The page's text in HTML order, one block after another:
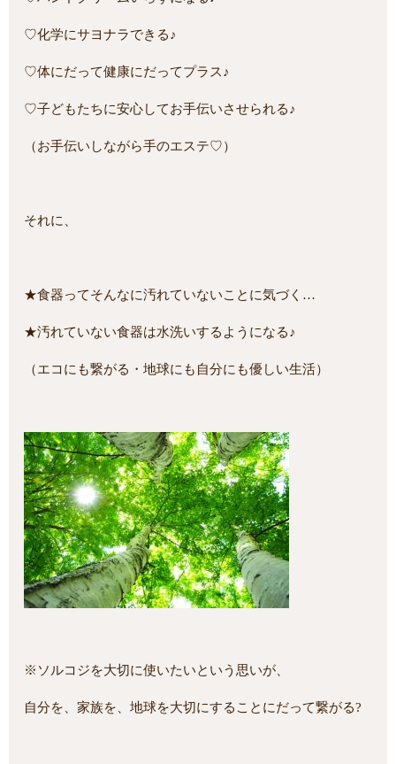
♡化学にサヨナラできる♪
♡体にだって健康にだってプラス♪
♡子どもたちに安心してお手伝いさせられる♪
（お手伝いしながら手のエステ♡）
それに、
★食器ってそんなに汚れていないことに気づく…
★汚れていない食器は水洗いするようになる♪
（エコにも繋がる・地球にも自分にも優しい生活）
※ソルコジを大切に使いたいという思いが、
自分を、家族を、地球を大切にすることにだって繋がる?